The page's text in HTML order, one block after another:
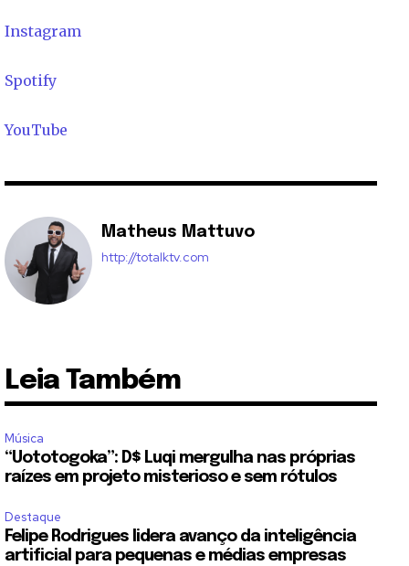
Instagram
Spotify
YouTube
Matheus Mattuvo
http://totalktv.com
Leia Também
Música
“Uototogoka”: D$ Luqi mergulha nas próprias
raízes em projeto misterioso e sem rótulos
Destaque
Felipe Rodrigues lidera avanço da inteligência
artificial para pequenas e médias empresas